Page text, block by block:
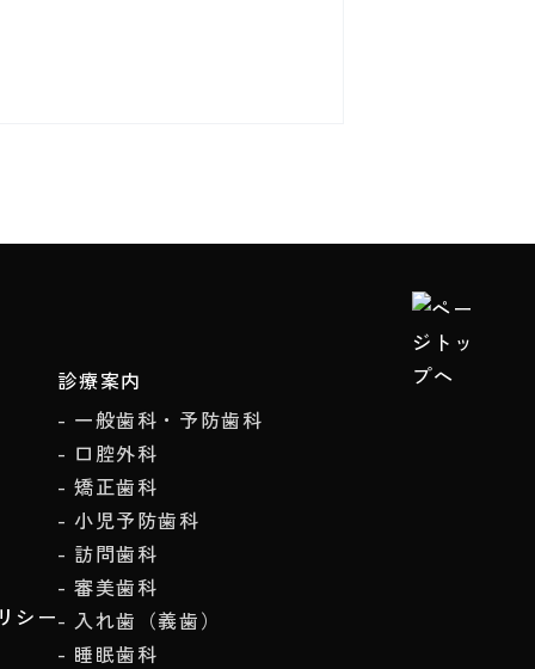
シー
診療案内
一般歯科・予防歯科
口腔外科
矯正歯科
小児予防歯科
訪問歯科
審美歯科
入れ歯（義歯）
睡眠歯科